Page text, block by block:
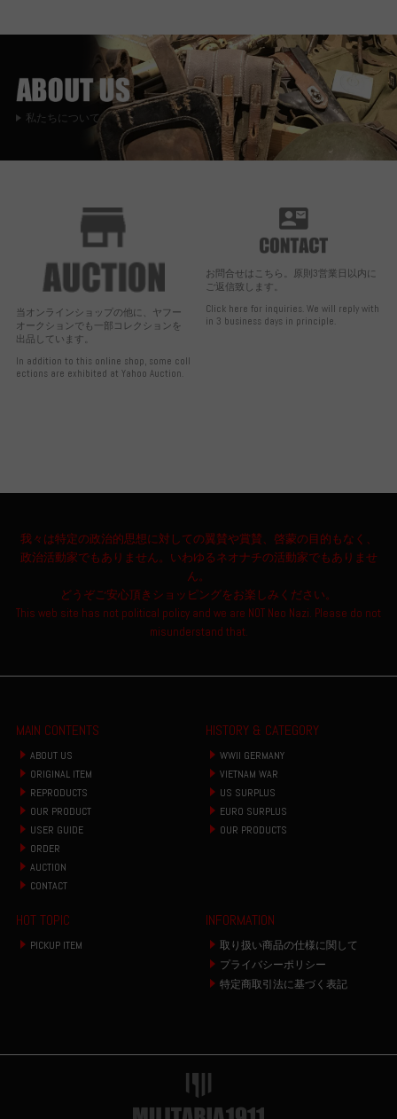
私たちについて
当オンラインショップの他に、ヤフー
オークションでも一部コレクションを
出品しています。
In addition to this online shop, some coll
ections are exhibited at Yahoo Auction.
お問合せはこちら。原則3営業日以内に
ご返信致します。
Click here for inquiries. We will reply with
in 3 business days in principle.
我々は特定の政治的思想に対しての翼賛や賞賛、啓蒙の目的もなく、
政治活動家でもありません。いわゆるネオナチの活動家でもありませ
ん。
どうぞご安心頂きショッピングをお楽しみください。
This web site has not political policy and we are NOT Neo Nazi. Please do not
misunderstand that.
MAIN CONTENTS
ABOUT US
ORIGINAL ITEM
REPRODUCTS
OUR PRODUCT
USER GUIDE
ORDER
AUCTION
CONTACT
HISTORY & CATEGORY
WWII GERMANY
VIETNAM WAR
US SURPLUS
EURO SURPLUS
OUR PRODUCTS
HOT TOPIC
PICKUP ITEM
INFORMATION
取り扱い商品の仕様に関して
プライバシーポリシー
特定商取引法に基づく表記